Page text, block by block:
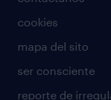
cookies
mapa del sito
ser consciente
reporte de